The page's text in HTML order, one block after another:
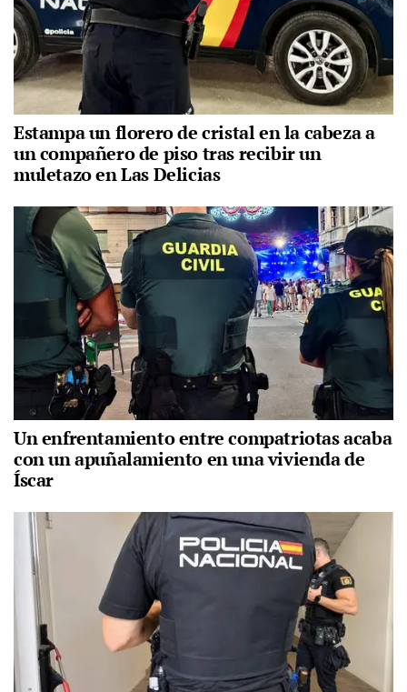
Estampa un florero de cristal en la cabeza a
un compañero de piso tras recibir un
muletazo en Las Delicias
Un enfrentamiento entre compatriotas acaba
con un apuñalamiento en una vivienda de
Íscar